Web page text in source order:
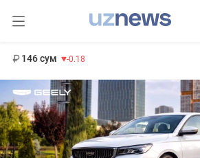
11 916 сум 28.92